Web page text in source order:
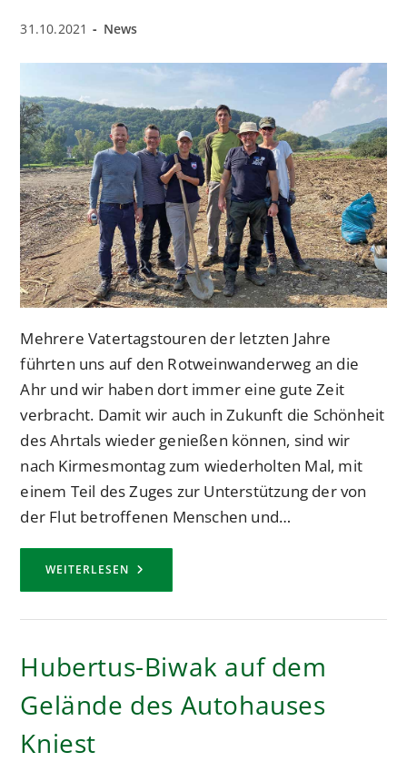
Beitrag
31.10.2021
Beitrags-
News
Mehrere Vatertagstouren der letzten Jahre
führten uns auf den Rotweinwanderweg an die
Ahr und wir haben dort immer eine gute Zeit
verbracht. Damit wir auch in Zukunft die Schönheit
des Ahrtals wieder genießen können, sind wir
nach Kirmesmontag zum wiederholten Mal, mit
einem Teil des Zuges zur Unterstützung der von
der Flut betroffenen Menschen und…
WEITERLESEN „ECHT
BESTEN“
ERNEUT
AHRTAL
Hubertus-Biwak auf dem
Gelände des Autohauses
Kniest